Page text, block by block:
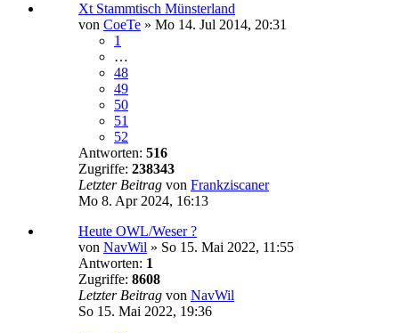
Xt Stammtisch Münsterland
von CoeTe » Mo 14. Jul 2014, 20:31
1
…
48
49
50
51
52
Antworten: 516
Zugriffe: 238343
Letzter Beitrag von Frankziscaner
Mo 8. Apr 2024, 16:13
Heute OWL/Weser ?
von NavWil » So 15. Mai 2022, 11:55
Antworten: 1
Zugriffe: 8608
Letzter Beitrag von NavWil
So 15. Mai 2022, 19:36